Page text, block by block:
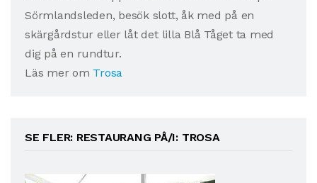
Sörmlandsleden, besök slott, åk med på en
skärgårdstur eller låt det lilla Blå Tåget ta med
dig på en rundtur.
Läs mer om Trosa
SE FLER: RESTAURANG PÅ/I: TROSA